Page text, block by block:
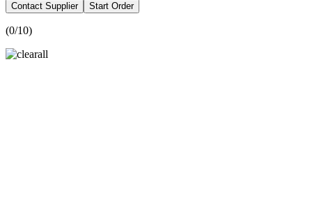
Contact Supplier Start Order
(0/10)